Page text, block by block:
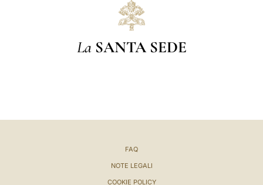
La SANTA SEDE
FAQ
NOTE LEGALI
COOKIE POLICY